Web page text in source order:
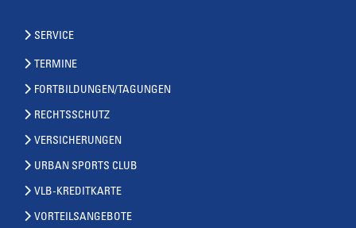
SERVICE
TERMINE
FORTBILDUNGEN/TAGUNGEN
RECHTSSCHUTZ
VERSICHERUNGEN
URBAN SPORTS CLUB
VLB-KREDITKARTE
VORTEILSANGEBOTE